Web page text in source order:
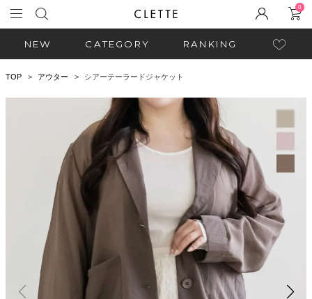
0
NEW CATEGORY RANKING
TOP アウター シアーテーラードジャケット